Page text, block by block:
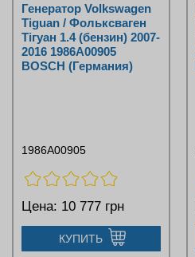
Генератор Volkswagen
Tiguan / Фольксваген
Тігуан 1.4 (бензин) 2007-
2016 1986A00905
BOSCH (Германия)
1986A00905
Цена: 10 777 грн
КУПИТЬ